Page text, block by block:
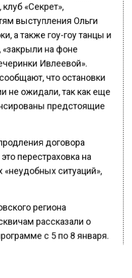
«Секрет»,
выступления Ольги
а также гоу-гоу танцы и
на фоне
Ивлеевой».
что остановки
не ожидали, так как еще
предстоящие
договора
перестраховка на
ситуаций»,
региона
рассказали о
с 5 по 8 января.